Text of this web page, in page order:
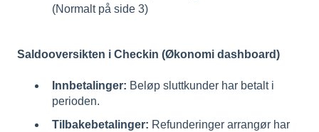
(Normalt på side 3)
Saldooversikten i Checkin (Økonomi dashboard)
Innbetalinger: Beløp sluttkunder har betalt i
perioden.
Tilbakebetalinger: Refunderinger arrangør har